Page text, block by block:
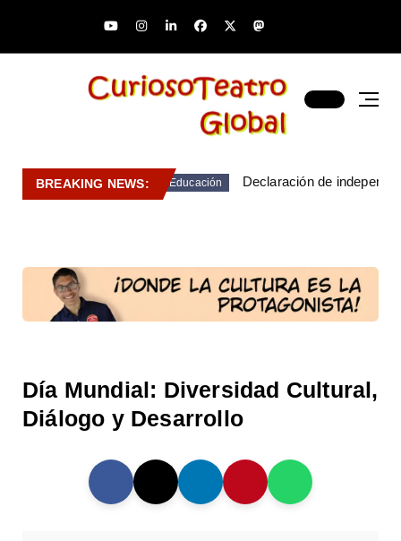
BREAKING NEWS: Educación Declaración de
Día Mundial: Diversidad Cultural,
Diálogo y Desarrollo